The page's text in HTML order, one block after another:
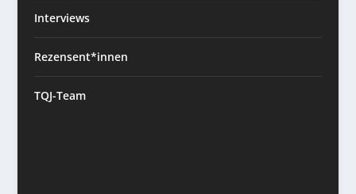
Interviews
Rezensent*innen
TQJ-Team